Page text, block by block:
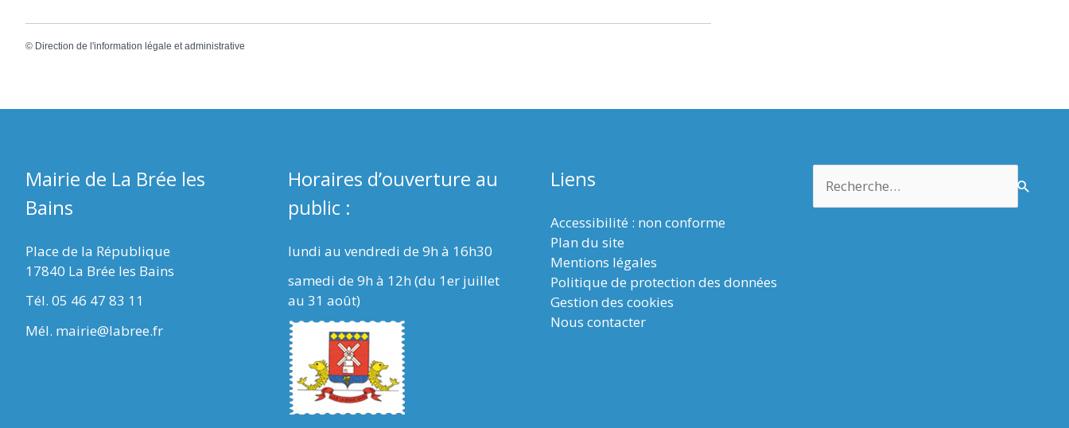
© Direction de l'information légale et administrative
Mairie de La Brée les
Bains
Place de la République
17840 La Brée les Bains
Tél. 05 46 47 83 11
Mél. mairie@labree.fr
Horaires d’ouverture au
public :
lundi au vendredi de 9h à 16h30
samedi de 9h à 12h (du 1er juillet
au 31 août)
Liens
Accessibilité : non conforme
Plan du site
Mentions légales
Politique de protection des données
Gestion des cookies
Nous contacter